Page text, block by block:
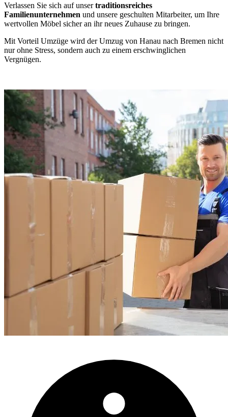
Verlassen Sie sich auf unsertraditionsreiches
Familienunternehmen und unsere geschulten Mitarbeiter, um Ihre
wertvollen Möbel sicher an ihr neues Zuhause zu bringen.
Mit Vorteil Umzüge wird der Umzug von Hanau nach Bremen nicht
nur ohne Stress, sondern auch zu einem erschwinglichen
Vergnügen.